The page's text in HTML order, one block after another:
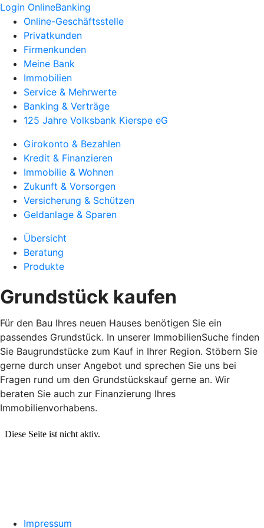
Login OnlineBanking
Online-Geschäftsstelle
Privatkunden
Firmenkunden
Meine Bank
Immobilien
Service & Mehrwerte
Banking & Verträge
125 Jahre Volksbank Kierspe eG
Girokonto & Bezahlen
Kredit & Finanzieren
Immobilie & Wohnen
Zukunft & Vorsorgen
Versicherung & Schützen
Geldanlage & Sparen
Übersicht
Beratung
Produkte
Grundstück kaufen
Für den Bau Ihres neuen Hauses benötigen Sie ein
passendes Grundstück. In unserer ImmobilienSuche finden
Sie Baugrundstücke zum Kauf in Ihrer Region. Stöbern Sie
gerne durch unser Angebot und sprechen Sie uns bei
Fragen rund um den Grundstückskauf gerne an. Wir
beraten Sie auch zur Finanzierung Ihres
Immobilienvorhabens.
Impressum